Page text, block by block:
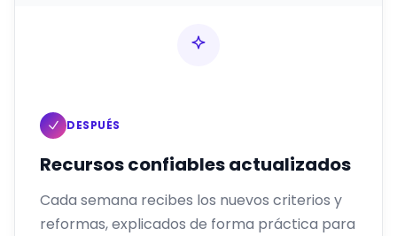
DESPUÉS
Recursos confiables actualizados
Cada semana recibes los nuevos criterios y
reformas, explicados de forma práctica para